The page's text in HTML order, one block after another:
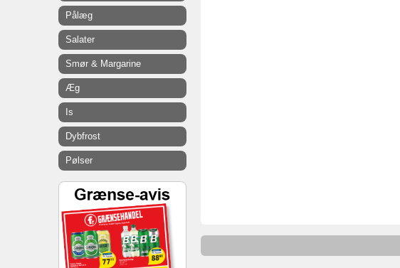
Pålæg
Salater
Smør & Margarine
Æg
Is
Dybfrost
Pølser